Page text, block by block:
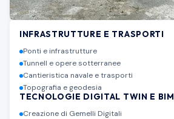
INFRASTRUTTURE E TRASPORTI
Ponti e infrastrutture
Tunnell e opere sotterranee
Cantieristica navale e trasporti
Topografia e geodesia
TECNOLOGIE DIGITAL TWIN E BIM
Creazione di Gemelli Digitali